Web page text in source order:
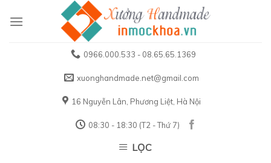
0966.000.533 - 08.65.65.1369
xuonghandmade.net@gmail.com
16 Nguyễn Lân, Phương Liệt, Hà Nội
08:30 - 18:30 (T2 - Thứ 7)
LỌC